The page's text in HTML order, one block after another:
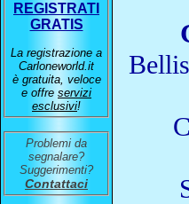
REGISTRATI
GRATIS
La registrazione a
Carloneworld.it
è gratuita, veloce
e offre servizi
esclusivi!
Problemi da
segnalare?
Suggerimenti?
Contattaci